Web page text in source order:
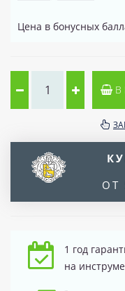
Цена в бонусных
В
ОТ
1 год
на